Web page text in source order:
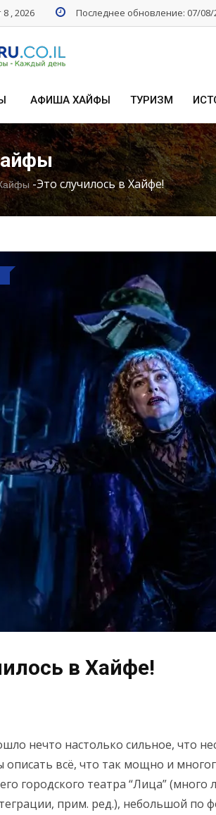
, 2026 Последнее обновление: 07/08/
АФИША ХАЙФЫ ТУРИЗМ
-Это случилось в Хайфе!
в Хайфе!
нечто настолько сильное, что
описать всё, что так мощно и
городского театра “Лица” (много
прим. ред.), небольшой по